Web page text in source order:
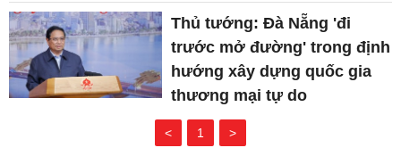
Thủ tướng: Đà Nẵng 'đi
trước mở đường' trong định
hướng xây dựng quốc gia
thương mại tự do
< 1 >